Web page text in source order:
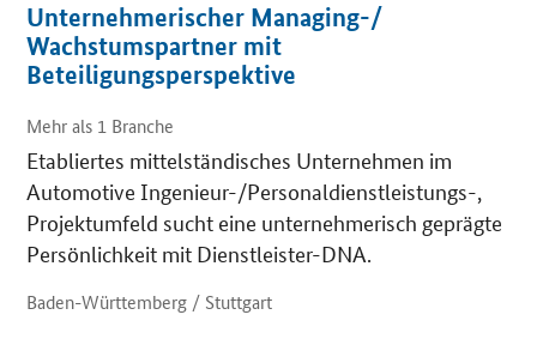
Unternehmerischer Managing-/
Wachstumspartner mit
Beteiligungsperspektive
Mehr als 1 Branche
Etabliertes mittelständisches Unternehmen im
Automotive Ingenieur-/Personaldienstleistungs-,
Projektumfeld sucht eine unternehmerisch geprägte
Persönlichkeit mit Dienstleister-DNA.
Baden-Württemberg / Stuttgart